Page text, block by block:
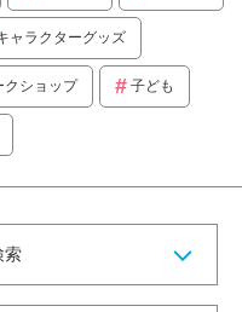
ャラクターグッズ
クショップ 子ども
索